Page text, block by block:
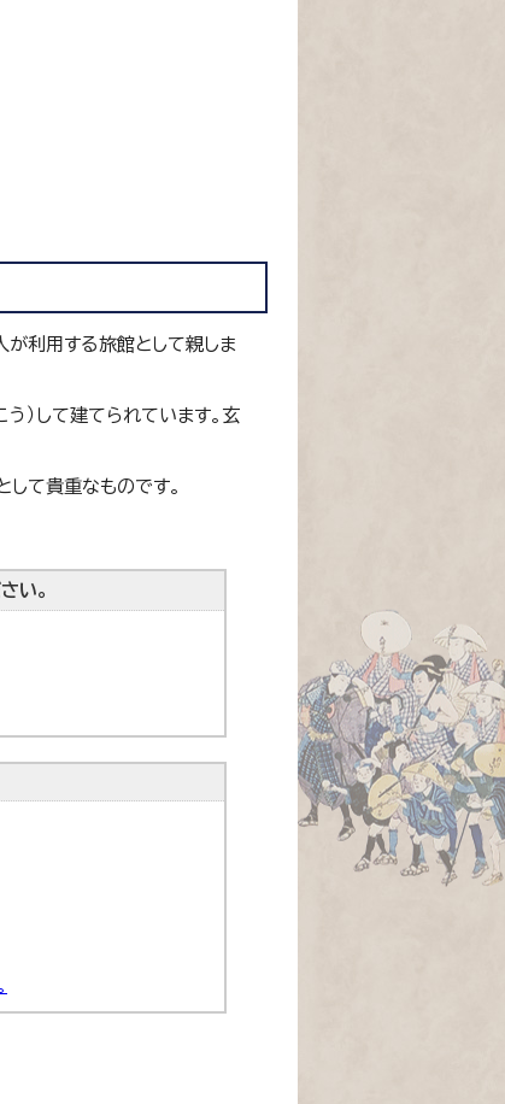
が利用する旅館として親しま
）して建てられています。玄
て貴重なものです。
い。